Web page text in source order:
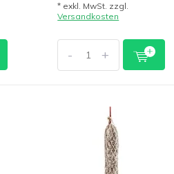
* exkl. MwSt. zzgl.
Versandkosten
- +